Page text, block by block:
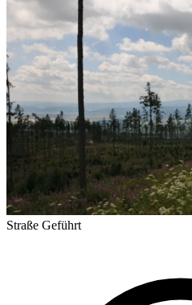
Straße Geführt